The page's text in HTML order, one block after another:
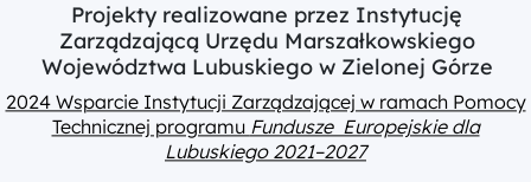
Projekty realizowane przez Instytucję
Zarządzającą Urzędu Marszałkowskiego
Województwa Lubuskiego w Zielonej Górze
2024 Wsparcie Instytucji Zarządzającej w ramach Pomocy
Technicznej programu Fundusze Europejskie dla
Lubuskiego 2021–2027